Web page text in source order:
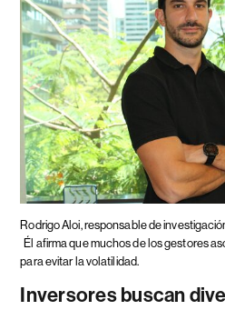
Rodrigo Aloi, responsable de
Él afirma que muchos de los gestores
para evitar la volatilidad.
Inversores buscan